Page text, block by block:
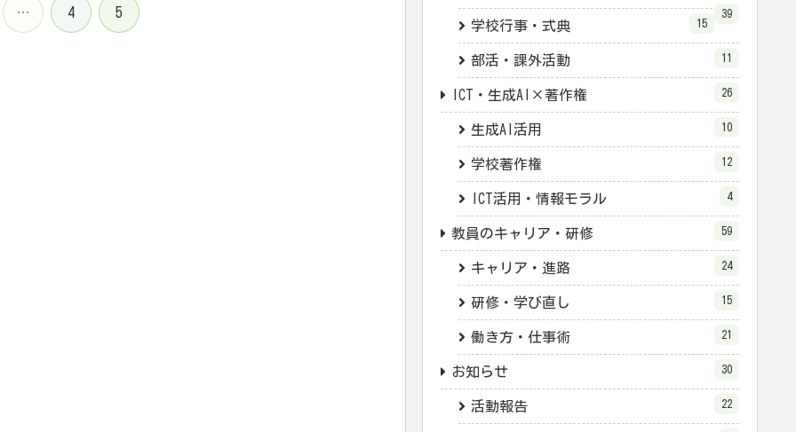
… 4 5 39
学校行事・式典 15
部活・課外活動 11
ICT・生成AI×著作権 26
生成AI活用 10
学校著作権 12
ICT活用・情報モラル 4
教員のキャリア・研修 59
キャリア・進路 24
研修・学び直し 15
働き方・仕事術 21
お知らせ 30
活動報告 22